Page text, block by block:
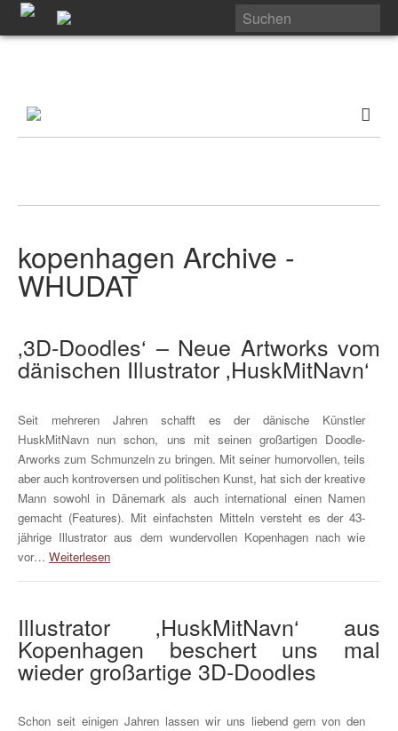
kopenhagen Archive -
WHUDAT
‚3D-Doodles‘ – Neue Artworks vom
dänischen Illustrator ‚HuskMitNavn‘
Seit mehreren Jahren schafft es der dänische Künstler
HuskMitNavn nun schon, uns mit seinen großartigen Doodle-
Arworks zum Schmunzeln zu bringen. Mit seiner humorvollen, teils
aber auch kontroversen und politischen Kunst, hat sich der kreative
Mann sowohl in Dänemark als auch international einen Namen
gemacht (Features). Mit einfachsten Mitteln versteht es der 43-
jährige Illustrator aus dem wundervollen Kopenhagen nach wie
vor… Weiterlesen
Illustrator ‚HuskMitNavn‘ aus
Kopenhagen beschert uns mal
wieder großartige 3D-Doodles
Schon seit einigen Jahren lassen wir uns liebend gern von den